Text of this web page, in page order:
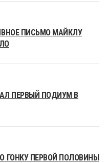
ПИСЬМО МАЙКЛУ
ПЕРВЫЙ ПОДИУМ В
ПЕРВОЙ ПОЛОВИНЫ